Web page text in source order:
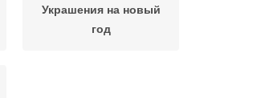
Украшения на новый
год